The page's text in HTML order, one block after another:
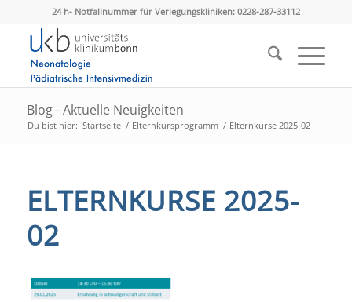
24 h- Notfallnummer für Verlegungskliniken: 0228-287-33112
Blog - Aktuelle Neuigkeiten
Du bist hier: Startseite / Elternkursprogramm / Elternkurse 2025-02
ELTERNKURSE 2025-
02